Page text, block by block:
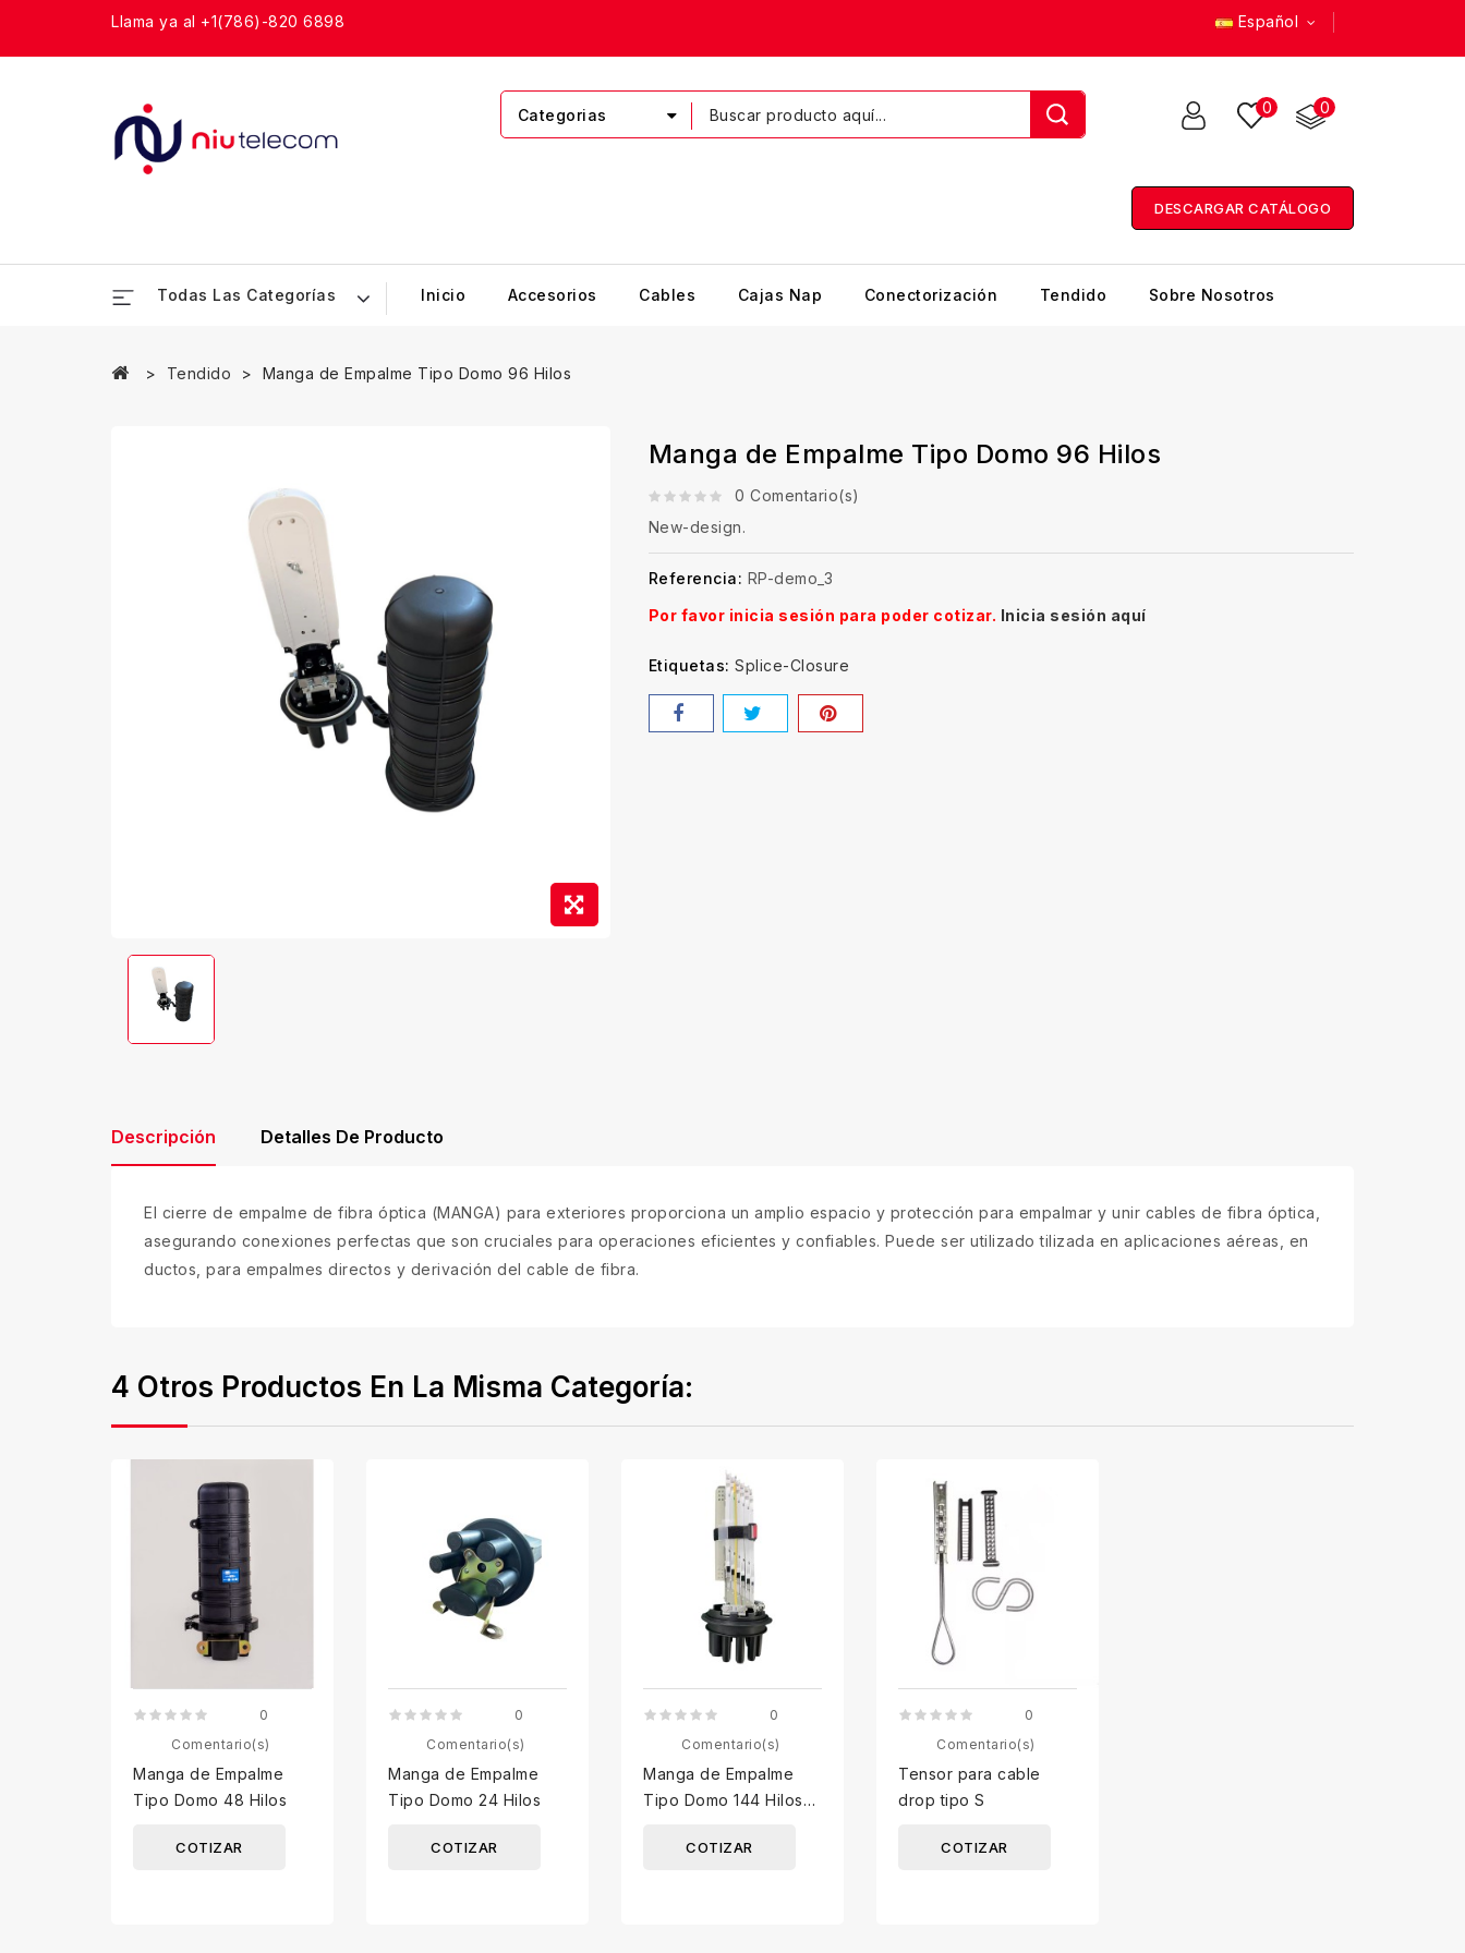
Llama ya al +1(786)-820 6898 Español
0
0
Categorias
DESCARGAR CATÁLOGO
Todas Las Categorías Inicio Accesorios Cables Cajas Nap Conectorización Tendido Sobre Nosotros
Tendido Manga de Empalme Tipo Domo 96 Hilos
Manga de Empalme Tipo Domo 96 Hilos
0 Comentario(s)
New-design.
Referencia: RP-demo_3
Por favor inicia sesión para poder cotizar. Inicia sesión aquí
Etiquetas: Splice-Closure
Descripción Detalles De Producto
El cierre de empalme de fibra óptica (MANGA) para exteriores proporciona un amplio espacio y protección para empalmar y unir cables de fibra óptica,
asegurando conexiones perfectas que son cruciales para operaciones eficientes y confiables. Puede ser utilizado tilizada en aplicaciones aéreas, en
ductos, para empalmes directos y derivación del cable de fibra.
4 Otros Productos En La Misma Categoría:
0
Comentario(s)
Manga de Empalme
Tipo Domo 48 Hilos
COTIZAR
0
Comentario(s)
Manga de Empalme
Tipo Domo 24 Hilos
COTIZAR
0
Comentario(s)
Manga de Empalme
Tipo Domo 144 Hilos
COTIZAR
0
Comentario(s)
Tensor para cable
drop tipo S
COTIZAR